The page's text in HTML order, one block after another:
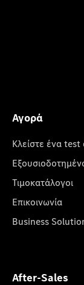
Αγορά
Κλείστε ένα
Τιμοκατάλογοι
Επικοινωνία
Business
After-Sales